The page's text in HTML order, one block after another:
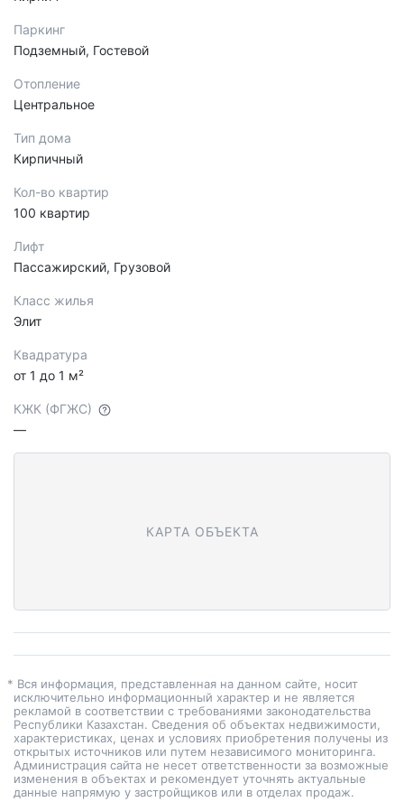
Паркинг
Подземный, Гостевой
Отопление
Центральное
Тип дома
Кирпичный
Кол-во квартир
100 квартир
Лифт
Пассажирский, Грузовой
Класс жилья
Элит
Квадратура
от 1 до 1 м²
КЖК (ФГЖС)
—
КАРТА ОБЪЕКТА
* Вся информация, представленная на данном сайте, носит
исключительно информационный характер и не является
рекламой в соответствии с требованиями законодательства
Республики Казахстан. Сведения об объектах недвижимости,
характеристиках, ценах и условиях приобретения получены из
открытых источников или путем независимого мониторинга.
Администрация сайта не несет ответственности за возможные
изменения в объектах и рекомендует уточнять актуальные
данные напрямую у застройщиков или в отделах продаж.